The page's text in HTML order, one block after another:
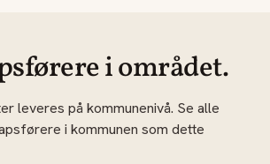
i området.
leveres på kommunenivå. Se alle
i kommunen som dette